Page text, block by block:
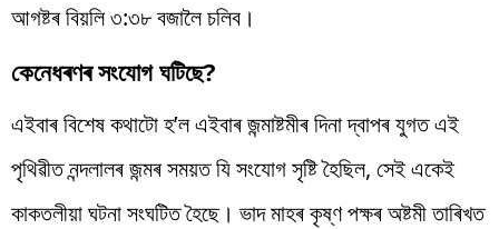
আগষ্টৰ বিয়লি ৩:৩৮ বজালৈ চলিব।
কেনেধৰণৰ সংযোগ ঘটিছে?
এইবাৰ বিশেষ কথাটো হ’ল এইবাৰ জন্মাষ্টমীৰ দিনা দ্বাপৰ যুগত এই
পৃথিৱীত নন্দলালৰ জন্মৰ সময়ত যি সংযোগ সৃষ্টি হৈছিল, সেই একেই
কাকতলীয়া ঘটনা সংঘটিত হৈছে। ভাদ মাহৰ কৃষ্ণ পক্ষৰ অষ্টমী তাৰিখত